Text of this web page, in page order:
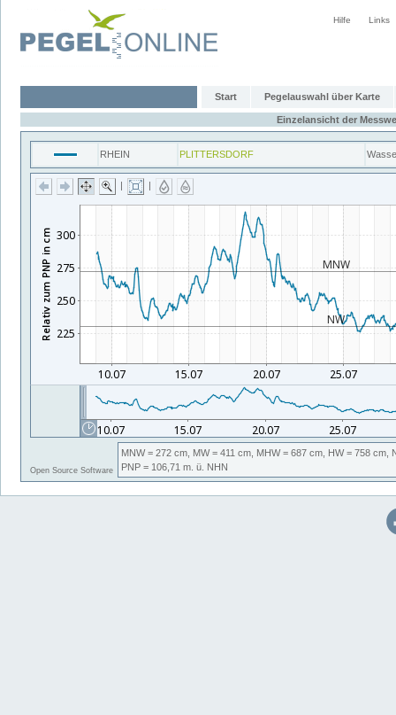
Hilfe Links
Start Pegelauswahl über Karte
Einzelansicht der
RHEIN PLITTERSDORF
| |
Open Source Software
MNW= 272 cm, MW= 411 cm, MHW= 687 cm, HW= 758 cm,
PNP = 106,71 m. ü. NHN